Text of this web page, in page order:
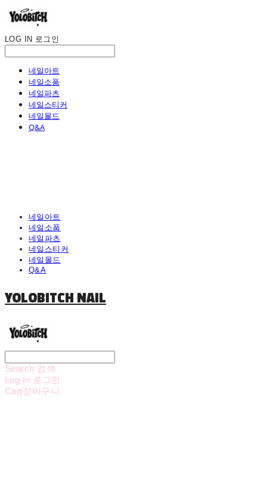
LOG IN 로그인
네일아트
네일소품
네일파츠
네일스티커
네일몰드
Q&A
네일아트
네일소품
네일파츠
네일스티커
네일몰드
Q&A
YOLOBITCH NAIL
Search 검색
Log In 로그인
Cart장바구니